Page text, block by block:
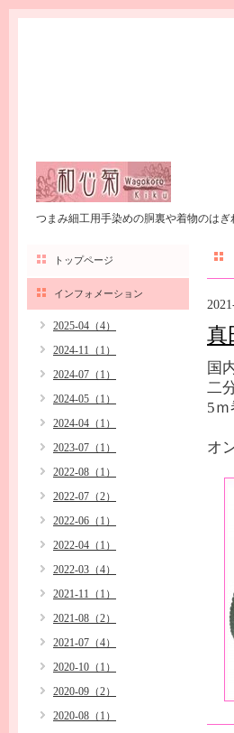
つまみ細工用手染めの胴裏や着物のは
真
国
二
5
オ
トップページ
インフォメーション
2025-04（4）
2024-11（1）
2024-07（1）
2024-05（1）
2024-04（1）
2023-07（1）
2022-08（1）
2022-07（2）
2022-06（1）
2022-04（1）
2022-03（4）
2021-11（1）
2021-08（2）
2021-07（4）
2020-10（1）
2020-09（2）
2020-08（1）